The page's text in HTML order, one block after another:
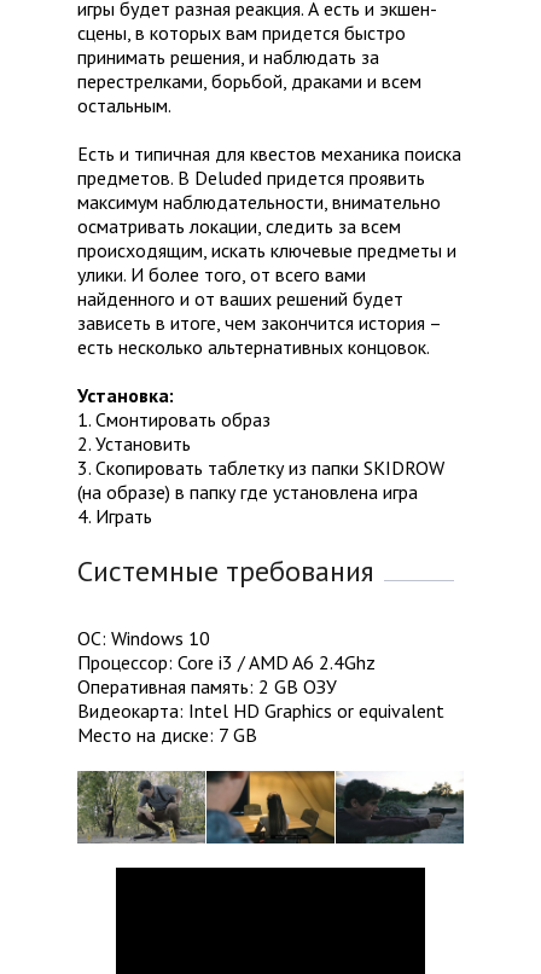
игры будет разная реакция. А есть и экшен-
сцены, в которых вам придется быстро
принимать решения, и наблюдать за
перестрелками, борьбой, драками и всем
остальным.
Есть и типичная для квестов механика поиска
предметов. В Deluded придется проявить
максимум наблюдательности, внимательно
осматривать локации, следить за всем
происходящим, искать ключевые предметы и
улики. И более того, от всего вами
найденного и от ваших решений будет
зависеть в итоге, чем закончится история –
есть несколько альтернативных концовок.
Установка:
1. Смонтировать образ
2. Установить
3. Скопировать таблетку из папки SKIDROW
(на образе) в папку где установлена игра
4. Играть
Системные требования
ОС: Windows 10
Процессор: Core i3 / AMD A6 2.4Ghz
Оперативная память: 2 GB ОЗУ
Видеокарта: Intel HD Graphics or equivalent
Место на диске: 7 GB